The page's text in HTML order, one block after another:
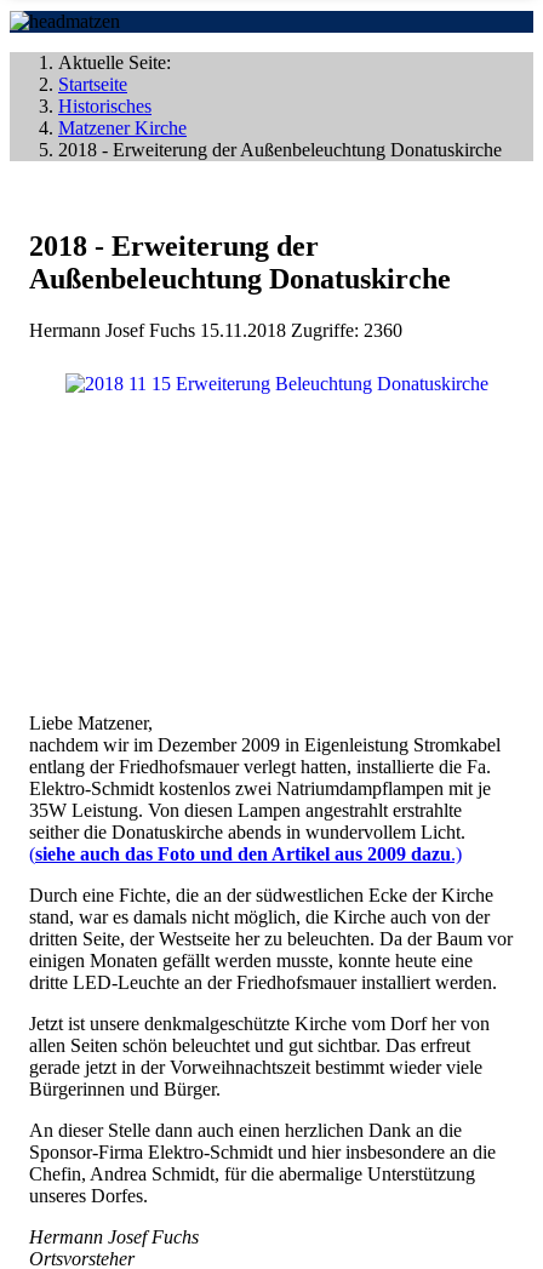
Aktuelle Seite:
Startseite
Historisches
Matzener Kirche
2018 - Erweiterung der Außenbeleuchtung Donatuskirche
2018 - Erweiterung der
Außenbeleuchtung Donatuskirche
Hermann Josef Fuchs 15.11.2018 Zugriffe: 2360
Liebe Matzener,
nachdem wir im Dezember 2009 in Eigenleistung Stromkabel
entlang der Friedhofsmauer verlegt hatten, installierte die Fa.
Elektro-Schmidt kostenlos zwei Natriumdampflampen mit je
35W Leistung. Von diesen Lampen angestrahlt erstrahlte
seither die Donatuskirche abends in wundervollem Licht.
(siehe auch das Foto und den Artikel aus 2009 dazu.)
Durch eine Fichte, die an der südwestlichen Ecke der Kirche
stand, war es damals nicht möglich, die Kirche auch von der
dritten Seite, der Westseite her zu beleuchten. Da der Baum vor
einigen Monaten gefällt werden musste, konnte heute eine
dritte LED-Leuchte an der Friedhofsmauer installiert werden.
Jetzt ist unsere denkmalgeschützte Kirche vom Dorf her von
allen Seiten schön beleuchtet und gut sichtbar. Das erfreut
gerade jetzt in der Vorweihnachtszeit bestimmt wieder viele
Bürgerinnen und Bürger.
An dieser Stelle dann auch einen herzlichen Dank an die
Sponsor-Firma Elektro-Schmidt und hier insbesondere an die
Chefin, Andrea Schmidt, für die abermalige Unterstützung
unseres Dorfes.
Hermann Josef Fuchs
Ortsvorsteher